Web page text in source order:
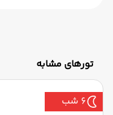
تورهای مشابه
6 شب